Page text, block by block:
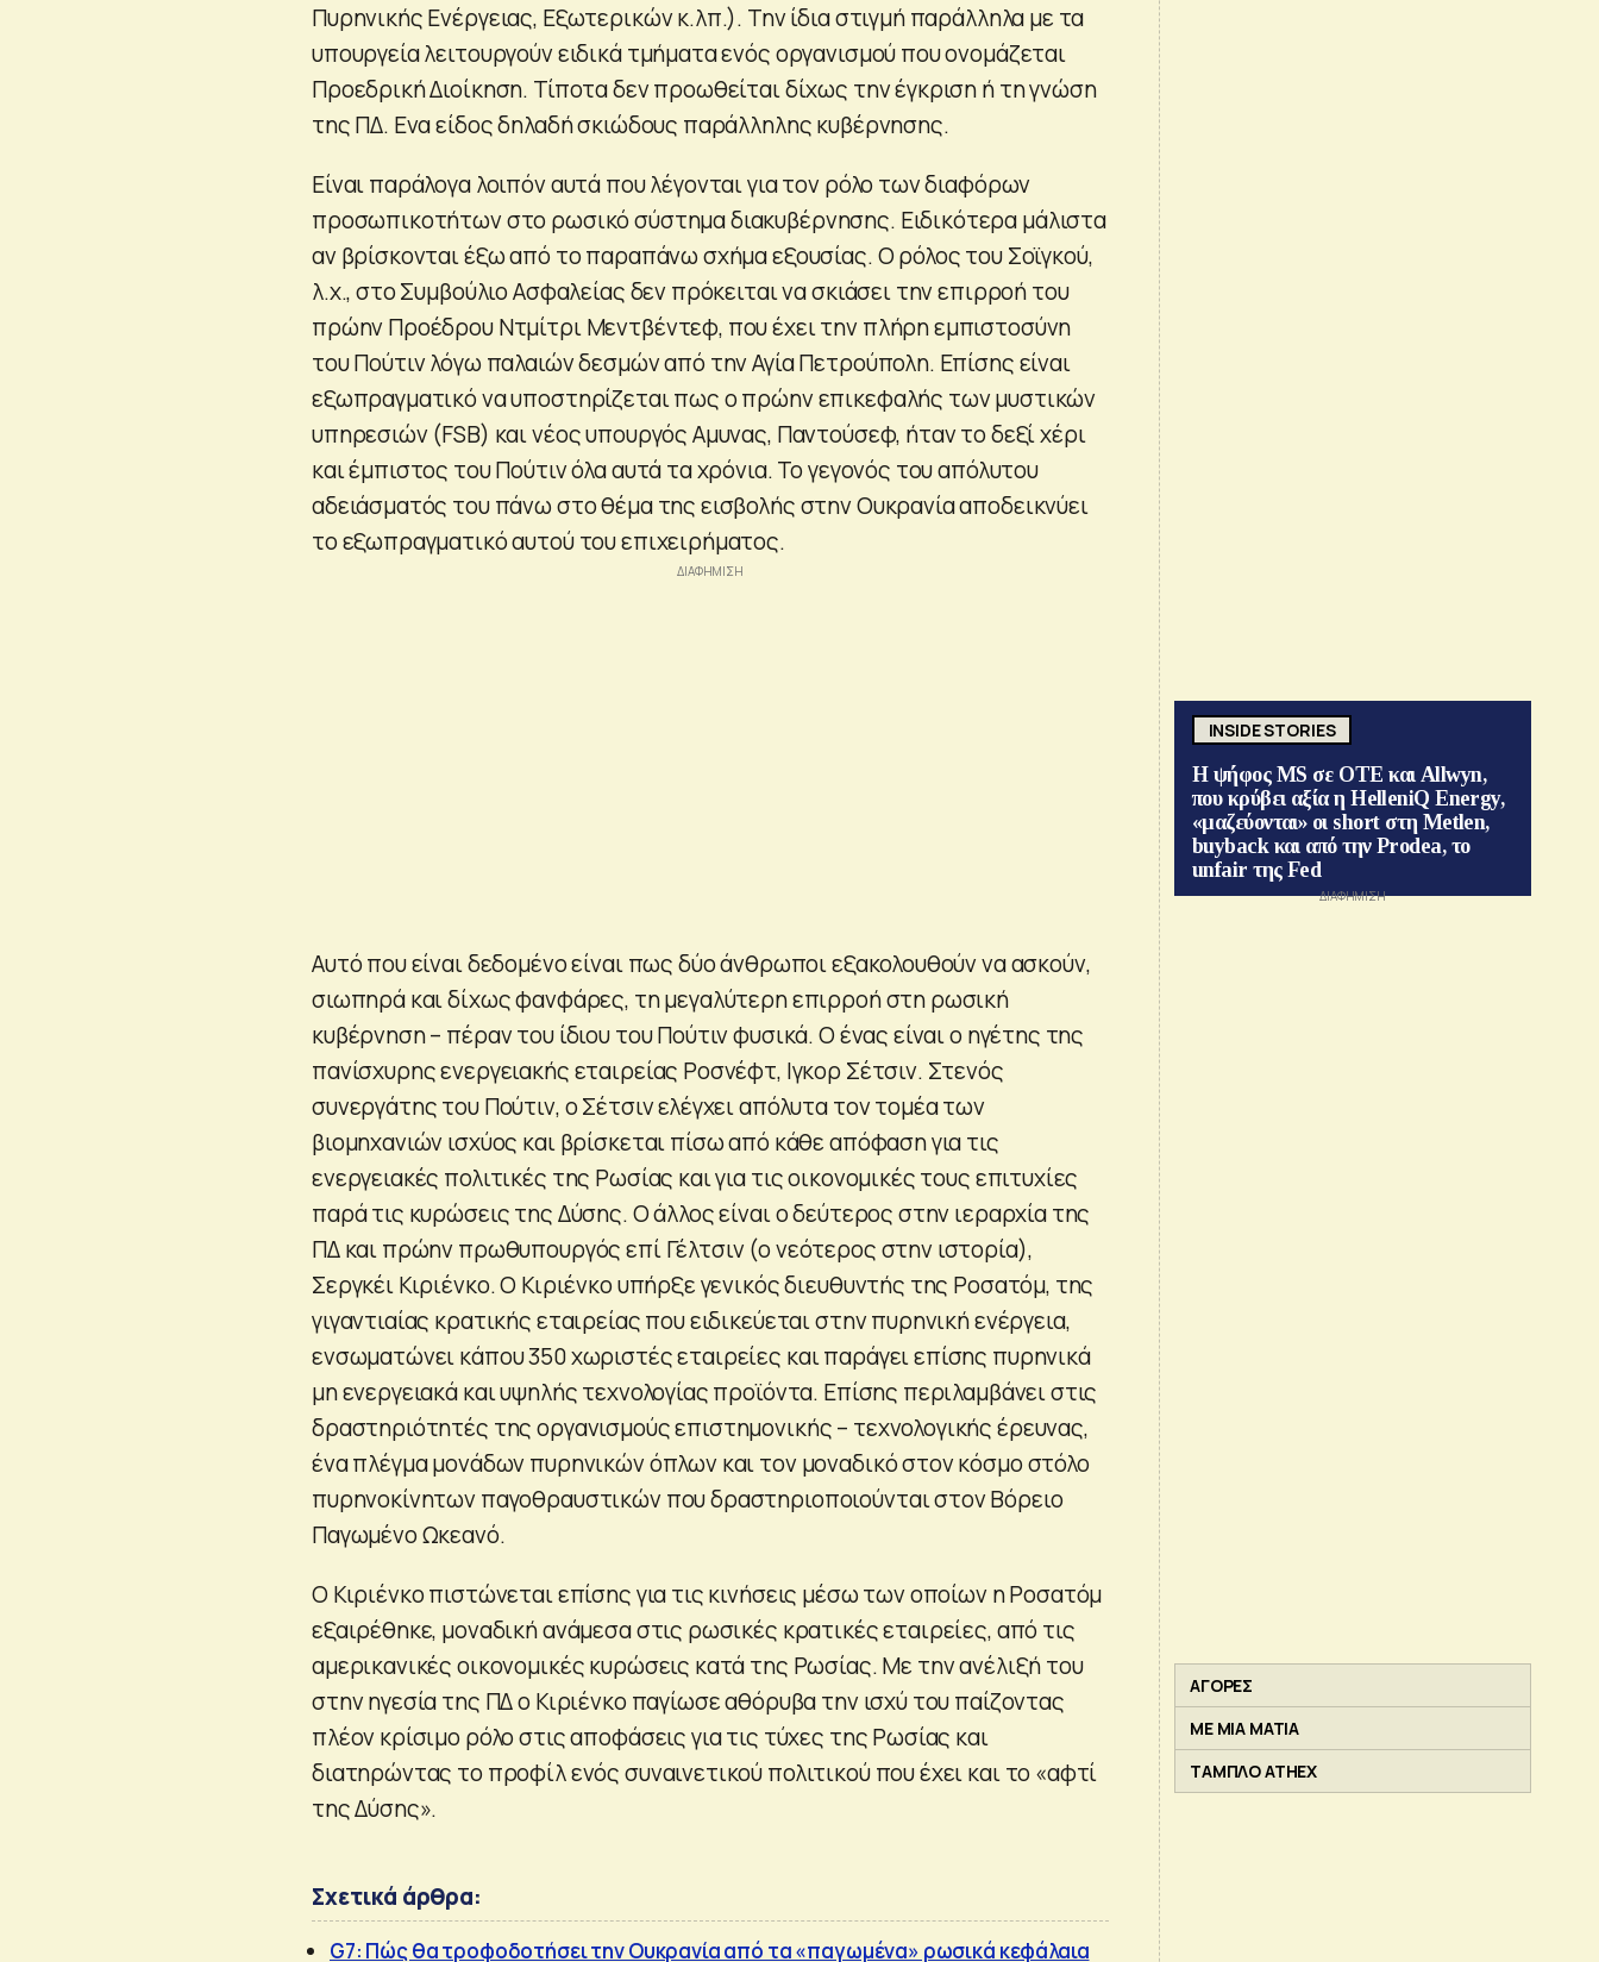
Πυρηνικής Ενέργειας, Εξωτερικών κ.λπ.). Την ίδια στιγμή παράλληλα με τα
υπουργεία λειτουργούν ειδικά τμήματα ενός οργανισμού που ονομάζεται
Προεδρική Διοίκηση. Τίποτα δεν προωθείται δίχως την έγκριση ή τη γνώση
της ΠΔ. Ενα είδος δηλαδή σκιώδους παράλληλης κυβέρνησης.
Είναι παράλογα λοιπόν αυτά που λέγονται για τον ρόλο των διαφόρων
προσωπικοτήτων στο ρωσικό σύστημα διακυβέρνησης. Ειδικότερα μάλιστα
αν βρίσκονται έξω από το παραπάνω σχήμα εξουσίας. Ο ρόλος του Σοϊγκού,
λ.χ., στο Συμβούλιο Ασφαλείας δεν πρόκειται να σκιάσει την επιρροή του
πρώην Προέδρου Ντμίτρι Μεντβέντεφ, που έχει την πλήρη εμπιστοσύνη
του Πούτιν λόγω παλαιών δεσμών από την Αγία Πετρούπολη. Επίσης είναι
εξωπραγματικό να υποστηρίζεται πως ο πρώην επικεφαλής των μυστικών
υπηρεσιών (FSB) και νέος υπουργός Αμυνας, Παντούσεφ, ήταν το δεξί χέρι
και έμπιστος του Πούτιν όλα αυτά τα χρόνια. Το γεγονός του απόλυτου
αδειάσματός του πάνω στο θέμα της εισβολής στην Ουκρανία αποδεικνύει
το εξωπραγματικό αυτού του επιχειρήματος.
Αυτό που είναι δεδομένο είναι πως δύο άνθρωποι εξακολουθούν να ασκούν,
σιωπηρά και δίχως φανφάρες, τη μεγαλύτερη επιρροή στη ρωσική
κυβέρνηση – πέραν του ίδιου του Πούτιν φυσικά. Ο ένας είναι ο ηγέτης της
πανίσχυρης ενεργειακής εταιρείας Ροσνέφτ, Ιγκορ Σέτσιν. Στενός
συνεργάτης του Πούτιν, ο Σέτσιν ελέγχει απόλυτα τον τομέα των
βιομηχανιών ισχύος και βρίσκεται πίσω από κάθε απόφαση για τις
ενεργειακές πολιτικές της Ρωσίας και για τις οικονομικές τους επιτυχίες
παρά τις κυρώσεις της Δύσης. Ο άλλος είναι ο δεύτερος στην ιεραρχία της
ΠΔ και πρώην πρωθυπουργός επί Γέλτσιν (ο νεότερος στην ιστορία),
Σεργκέι Κιριένκο. Ο Κιριένκο υπήρξε γενικός διευθυντής της Ροσατόμ, της
γιγαντιαίας κρατικής εταιρείας που ειδικεύεται στην πυρηνική ενέργεια,
ενσωματώνει κάπου 350 χωριστές εταιρείες και παράγει επίσης πυρηνικά
μη ενεργειακά και υψηλής τεχνολογίας προϊόντα. Επίσης περιλαμβάνει στις
δραστηριότητές της οργανισμούς επιστημονικής – τεχνολογικής έρευνας,
ένα πλέγμα μονάδων πυρηνικών όπλων και τον μοναδικό στον κόσμο στόλο
πυρηνοκίνητων παγοθραυστικών που δραστηριοποιούνται στον Βόρειο
Παγωμένο Ωκεανό.
Ο Κιριένκο πιστώνεται επίσης για τις κινήσεις μέσω των οποίων η Ροσατόμ
εξαιρέθηκε, μοναδική ανάμεσα στις ρωσικές κρατικές εταιρείες, από τις
αμερικανικές οικονομικές κυρώσεις κατά της Ρωσίας. Με την ανέλιξή του
στην ηγεσία της ΠΔ ο Κιριένκο παγίωσε αθόρυβα την ισχύ του παίζοντας
πλέον κρίσιμο ρόλο στις αποφάσεις για τις τύχες της Ρωσίας και
διατηρώντας το προφίλ ενός συναινετικού πολιτικού που έχει και το «αφτί
της Δύσης».
Σχετικά άρθρα:
G7: Πώς θα τροφοδοτήσει την Ουκρανία από τα «παγωμένα» ρωσικά κεφάλαια
INSIDE STORIES
Η ψήφος MS σε ΟΤΕ και Allwyn,
που κρύβει αξία η HelleniQ Energy,
«μαζεύονται» οι short στη Metlen,
buyback και από την Prodea, το
unfair της Fed
ΑΓΟΡΕΣ
ΜΕ ΜΙΑ ΜΑΤΙΑ
ΤΑΜΠΛΟ ATHEX